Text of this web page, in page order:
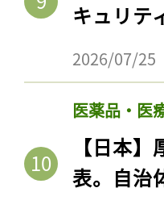
キュリテ
2026/07/25
医薬品・医
【日本
表。自治